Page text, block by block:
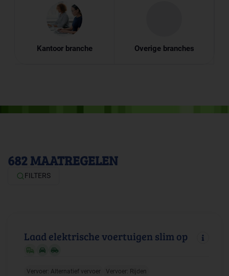
Kantoor branche Overige branches
682 MAATREGELEN
FILTERS
Laad elektrische voertuigen slim op
Vervoer: Alternatief vervoer Vervoer: Rijden